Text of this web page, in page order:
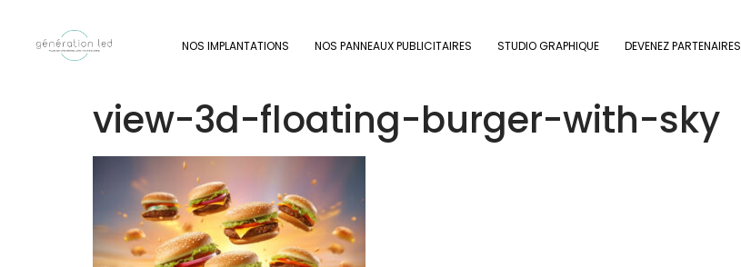
NOS IMPLANTATIONS NOS PANNEAUX PUBLICITAIRES STUDIO GRAPHIQUE DEVENEZ PARTENAIRES
view-3d-floating-burger-with-sky